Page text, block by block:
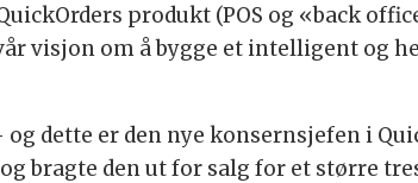
produkt (POS og «back
visjon om å bygge et intelligent og
dette er den nye konsernsjefen i
bragte den ut for salg for et større